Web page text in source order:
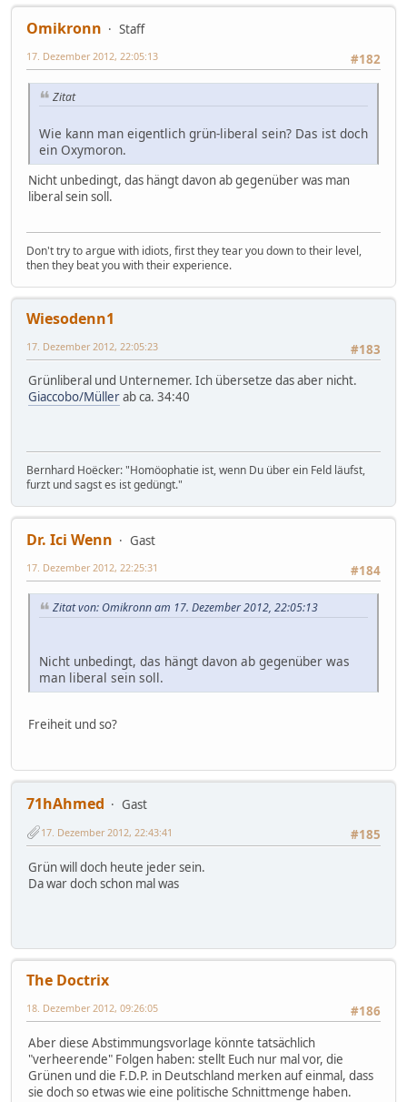
Omikronn
Staff
#182
17. Dezember 2012, 22:05:13
Zitat
Wie kann man eigentlich grün-liberal sein? Das ist doch
ein Oxymoron.
Nicht unbedingt, das hängt davon ab gegenüber was man
liberal sein soll.
Don't try to argue with idiots, first they tear you down to their level,
then they beat you with their experience.
Wiesodenn1
#183
17. Dezember 2012, 22:05:23
Grünliberal und Unternemer. Ich übersetze das aber nicht.
Giaccobo/Müllerab ca. 34:40
Bernhard Hoëcker: "Homöophatie ist, wenn Du über ein Feld läufst,
furzt und sagst es ist gedüngt."
Dr. Ici Wenn
Gast
#184
17. Dezember 2012, 22:25:31
Zitat von: Omikronn am 17. Dezember 2012, 22:05:13
Nicht unbedingt, das hängt davon ab gegenüber was
man liberal sein soll.
Freiheit und so?
71hAhmed
Gast
#185
17. Dezember 2012, 22:43:41
Grün will doch heute jeder sein.
Da war doch schon mal was
The Doctrix
#186
18. Dezember 2012, 09:26:05
Aber diese Abstimmungsvorlage könnte tatsächlich
"verheerende" Folgen haben: stellt Euch nur mal vor, die
Grünen und die F.D.P. in Deutschland merken auf einmal, dass
sie doch so etwas wie eine politische Schnittmenge haben.